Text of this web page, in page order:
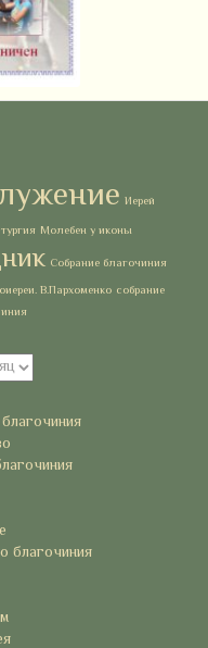
Иерей
Молебен у иконы
Собрание благочиния
В.Пархоменко собрание
благочиния